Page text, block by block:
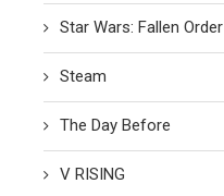
Star Wars: Fallen Order
Steam
The Day Before
V RISING